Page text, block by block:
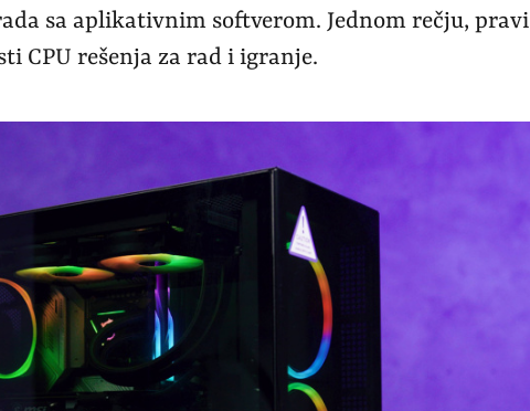
sa aplikativnim softverom. Jednom rečju, pravi
CPU rešenja za rad i igranje.